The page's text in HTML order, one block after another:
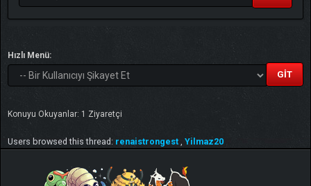
Hızlı Menü:
Konuyu Okuyanlar: 1 Ziyaretçi
Users browsed this thread: renaistrongest Yilmaz20